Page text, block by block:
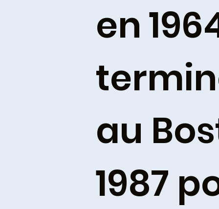
en
au
1987